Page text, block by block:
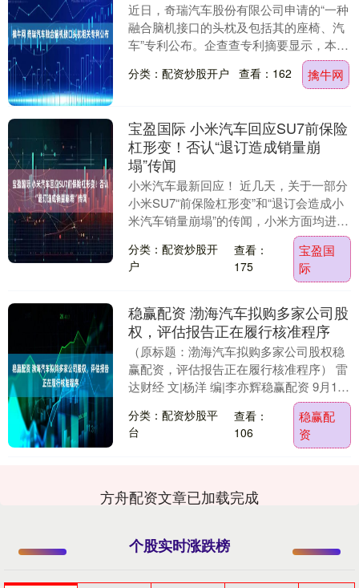
近日，奇瑞汽车股份有限公司申请的“一种
融合脑机接口的头枕及包括其的座椅、汽
车”专利公布。企查查专利摘要显示，本申
请包括：头枕本体；头带，分为两段，第
一段头带的第....
分类：配资炒股开户 查看：162 擒牛网
宝盈国际 小米汽车回应SU7前保险
杠形变！否认“退订造成销量崩
塌”传闻
小米汽车最新回应！ 近几天，关于一部分
小米SU7“前保险杠形变”和“退订会造成小
米汽车销量崩塌”的传闻，小米方面均进行
了回应。小米集团董事长兼CEO雷军也在
小米....
分类：配资炒股开
户
查看：
175
宝盈国
际
稳赢配资 渤海汽车拟购多家公司股
权，评估报告正在履行核准程序
（原标题：渤海汽车拟购多家公司股权稳
赢配资，评估报告正在履行核准程序） 雷
达财经 文|杨洋 编|李亦辉稳赢配资 9月12
日，渤海汽车系统股份有限公司（证券代
码：....
分类：配资炒股平
台
查看：
106
稳赢配
资
方舟配资文章已加载完成
个股实时涨跌榜